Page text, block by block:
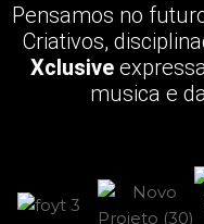
Pensamos no
Criativos,
Xclusive
musica e